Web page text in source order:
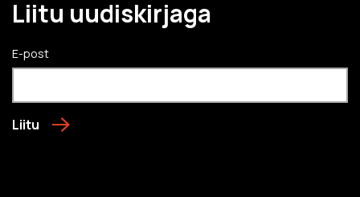
Liitu uudiskirjaga
E-post
Liitu